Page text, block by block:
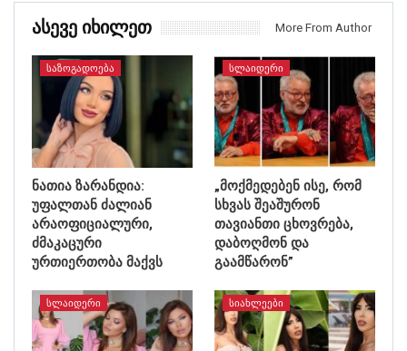
Ასევე Იხილეთ More From Author
ᲡᲐᲖᲝᲒᲐᲓᲝᲔᲑᲐ
ნათია ზარანდია:
უფალთან ძალიან
არაოფიციალური,
ძმაკაცური
ურთიერთობა მაქვს
ᲡᲚᲐᲘᲓᲔᲠᲘ
„მოქმედებენ ისე, რომ
სხვას შეაშურონ
თავიანთი ცხოვრება,
დაბოღმონ და
გაამწარონ”
ᲡᲚᲐᲘᲓᲔᲠᲘ ᲡᲘᲐᲮᲚᲔᲔᲑᲘ